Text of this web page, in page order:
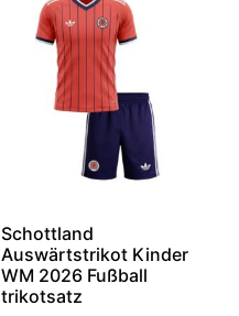
Schottland
Auswärtstrikot Kinder
WM 2026 Fußball
trikotsatz